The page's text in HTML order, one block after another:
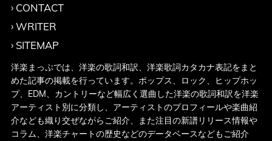
CONTACT
WRITER
SITEMAP
洋楽まっぷでは、洋楽の歌詞和訳、洋楽歌詞カタカナ表記をまと
めた記事の掲載を行っています。ポップス、ロック、ヒップホッ
プ、EDM、カントリーなど幅広く選曲した洋楽の歌詞和訳を洋楽
アーティスト別に分類し、アーティストのプロフィールや楽曲紹
介なども織り交ぜながらご紹介、また注目の新譜リリース情報や
コラム、洋楽チャートの歴史などのデータベースなどもご紹介